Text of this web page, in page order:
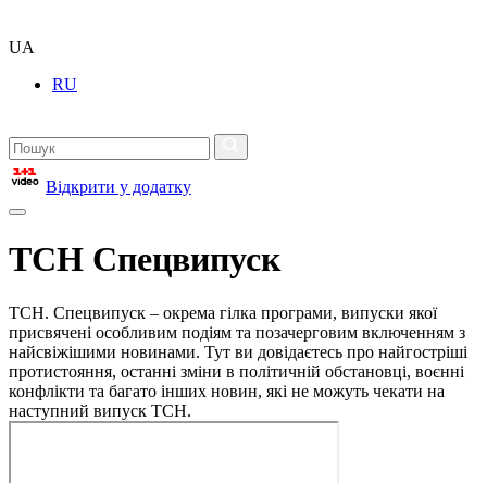
UA
RU
Відкрити у додатку
ТСН Спецвипуск
ТСН. Спецвипуск – окрема гілка програми, випуски якої
присвячені особливим подіям та позачерговим включенням з
найсвіжішими новинами. Тут ви довідаєтесь про найгостріші
протистояння, останні зміни в політичній обстановці, воєнні
конфлікти та багато інших новин, які не можуть чекати на
наступний випуск ТСН.